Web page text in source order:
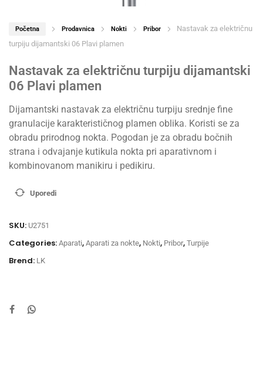
Početna Prodavnica Nokti Pribor
Nastavak za električnu
turpiju dijamantski 06 Plavi plamen
Nastavak za električnu turpiju dijamantski
06 Plavi plamen
Dijamantski nastavak za električnu turpiju srednje fine
granulacije karakterističnog plamen oblika. Koristi se za
obradu prirodnog nokta. Pogodan je za obradu bočnih
strana i odvajanje kutikula nokta pri aparativnom i
kombinovanom manikiru i pedikiru.
Uporedi
SKU: U2751
Categories: Aparati, Aparati za nokte, Nokti, Pribor, Turpije
Brend: LK